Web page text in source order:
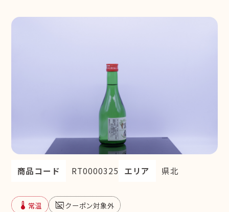
商品コード RT0000325 エリア 県北
device_thermostat 常温 subtitles_offクーポン対象外